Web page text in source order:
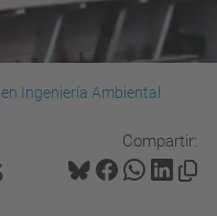
Ingeniería Ambiental
Compartir: